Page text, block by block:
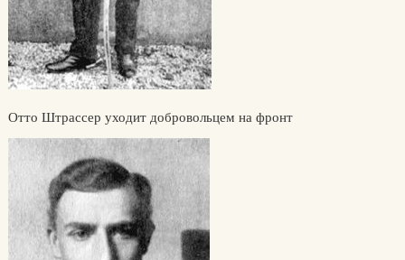
Отто Штрассер уходит добровольцем на фронт